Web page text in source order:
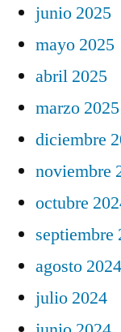
junio 2025
mayo 2025
abril 2025
marzo 2025
diciembre
noviembre
octubre
septiembre
agosto 2024
julio 2024